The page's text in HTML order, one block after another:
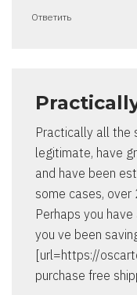
Ответить
Practically all the
legitimate, have
and have been
some cases,
Perhaps you
you ve been
[url=https://
purchase free